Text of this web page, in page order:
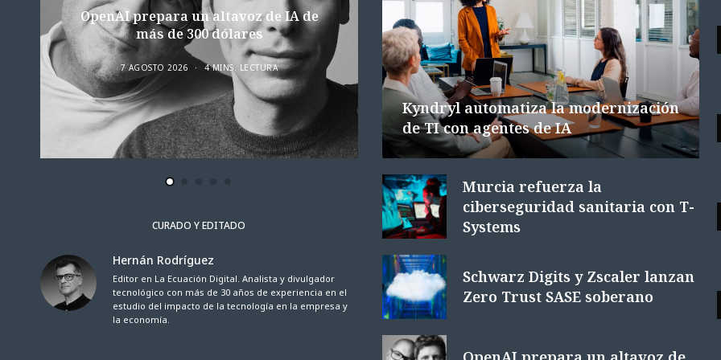
OpenAI prepara un altavoz de IA de
más de 300 dólares
7 AGOSTO 2026 4 MINS. LECTURA
Las tecnológicas europeas facturan
la integración de la IA
6 AGOSTO 2026 6 MINS. LECTURA
CURADO Y EDITADO
Hernán Rodríguez
Editor en La Ecuación Digital. Analista y divulgador
tecnológico con más de 30 años de experiencia en el
estudio del impacto de la tecnología en la empresa y
la economía.
Kyndryl automatiza la modernización
de TI con agentes de IA
Murcia refuerza la
ciberseguridad sanitaria con T-
Systems
Schwarz Digits y Zscaler lanzan
Zero Trust SASE soberano